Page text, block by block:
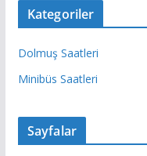
Kategoriler
Dolmuş Saatleri
Minibüs Saatleri
Sayfalar